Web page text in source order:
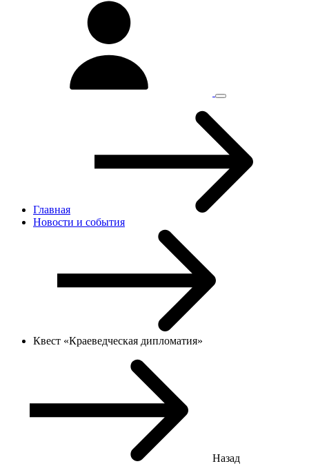
Главная
Новости и cобытия
Квест «Краеведческая дипломатия»
Назад